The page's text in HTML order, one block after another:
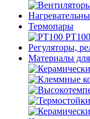
Термопары
PT100
Регуляторы,
Материалы